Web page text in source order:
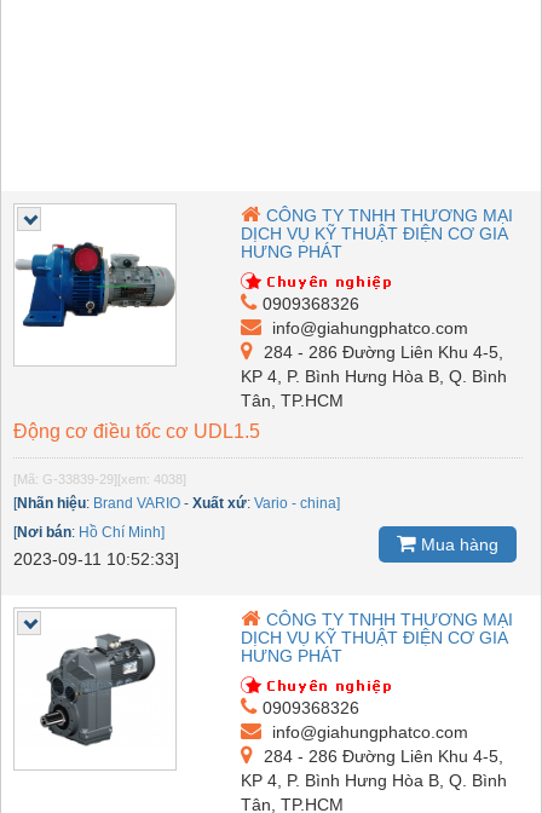
CÔNG TY TNHH THƯƠNG MẠI
DỊCH VỤ KỸ THUẬT ĐIỆN CƠ GIA
HƯNG PHÁT
0909368326
info@giahungphatco.com
284 - 286 Đường Liên Khu 4-5,
KP 4, P. Bình Hưng Hòa B, Q. Bình
Tân, TP.HCM
Động cơ điều tốc cơ UDL1.5
[Mã: G-33839-29][xem: 4038]
[Nhãn hiệu: Brand VARIO - Xuất xứ: Vario - china]
[Nơi bán: Hồ Chí Minh]
2023-09-11 10:52:33]
Mua hàng
CÔNG TY TNHH THƯƠNG MẠI
DỊCH VỤ KỸ THUẬT ĐIỆN CƠ GIA
HƯNG PHÁT
0909368326
info@giahungphatco.com
284 - 286 Đường Liên Khu 4-5,
KP 4, P. Bình Hưng Hòa B, Q. Bình
Tân, TP.HCM